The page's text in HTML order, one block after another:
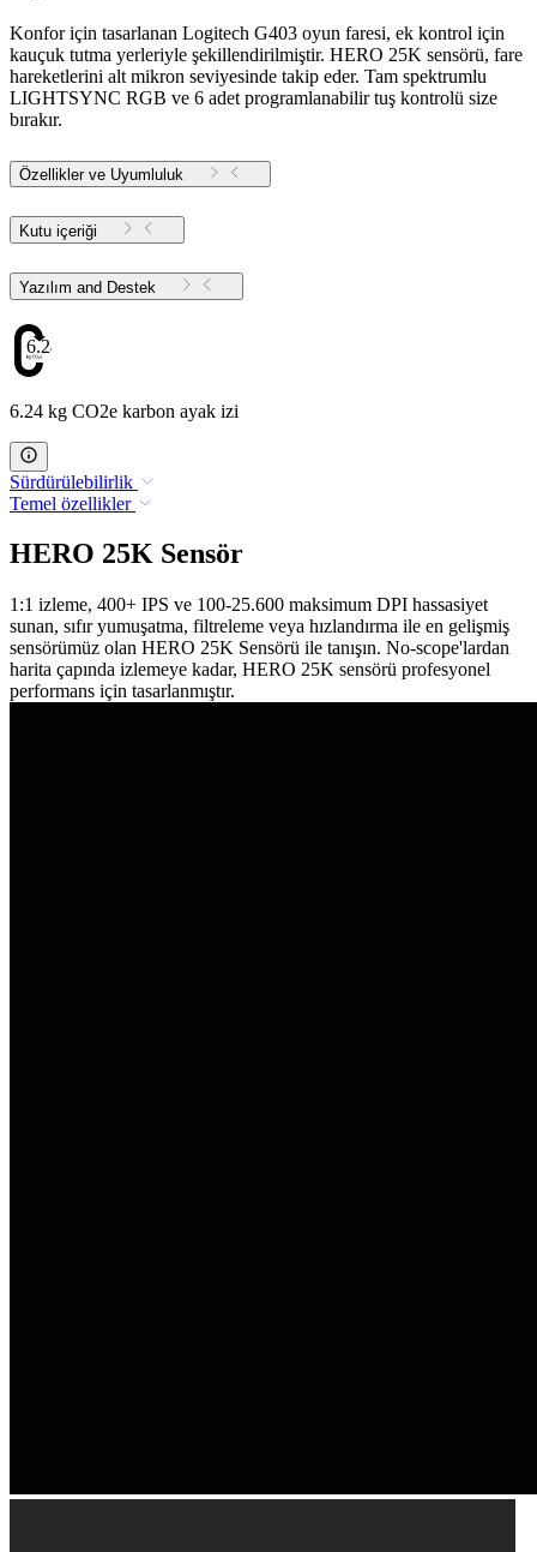
Konfor için tasarlanan Logitech G403 oyun faresi, ek kontrol için
kauçuk tutma yerleriyle şekillendirilmiştir. HERO 25K sensörü, fare
hareketlerini alt mikron seviyesinde takip eder. Tam spektrumlu
LIGHTSYNC RGB ve 6 adet programlanabilir tuş kontrolü size
bırakır.
Özellikler ve Uyumluluk
Kutu içeriği
Yazılım and Destek
6.24
6.24 kg CO2e karbon ayak izi
Sürdürülebilirlik
Temel özellikler
HERO 25K Sensör
1:1 izleme, 400+ IPS ve 100-25.600 maksimum DPI hassasiyet
sunan, sıfır yumuşatma, filtreleme veya hızlandırma ile en gelişmiş
sensörümüz olan HERO 25K Sensörü ile tanışın. No-scope'lardan
harita çapında izlemeye kadar, HERO 25K sensörü profesyonel
performans için tasarlanmıştır.